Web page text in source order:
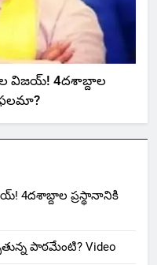
విజయ్‌! 4దశాబ్దాల
4దశాబ్దాల ప్రస్థానానికి
పాఠమేంటి? Video